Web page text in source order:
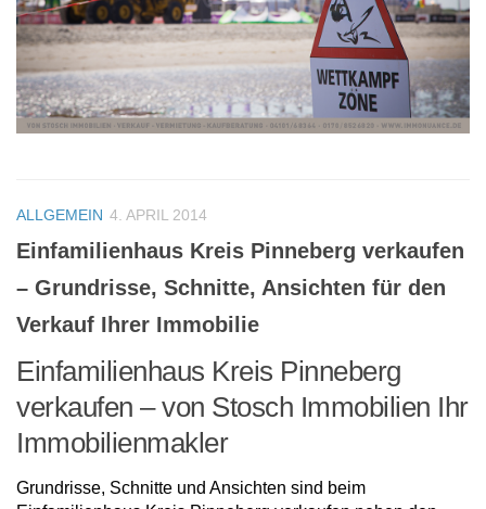
ALLGEMEIN 4. APRIL 2014
Einfamilienhaus Kreis Pinneberg verkaufen
– Grundrisse, Schnitte, Ansichten für den
Verkauf Ihrer Immobilie
Einfamilienhaus Kreis Pinneberg
verkaufen – von Stosch Immobilien Ihr
Immobilienmakler
Grundrisse, Schnitte und Ansichten sind beim